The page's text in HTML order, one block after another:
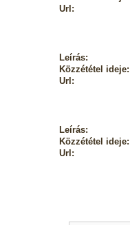
Url:
Leírás:
Közzététel ideje:
Url:
Leírás:
Közzététel ideje:
Url: